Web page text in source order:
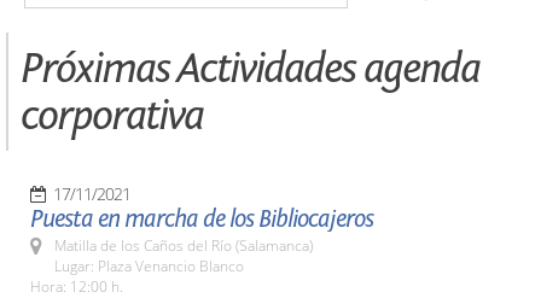
Próximas Actividades agenda
corporativa
17/11/2021
Puesta en marcha de los Bibliocajeros
Matilla de los Caños del Río (Salamanca)
Lugar: Plaza Venancio Blanco
Hora: 12:00 h.